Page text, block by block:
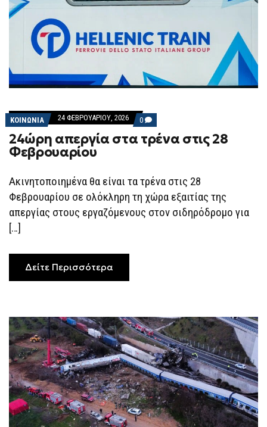
ΚΟΙΝΩΝΙΑ 24 ΦΕΒΡΟΥΑΡΊΟΥ, 2026 0 COMMENTS
ON
24ΏΡΗ
ΑΠΕΡΓΊΑ
28
ΦΕΒΡΟΥΑΡΊΟΥ
24ώρη απεργία στα τρένα στις 28
Φεβρουαρίου
Ακινητοποιημένα θα είναι τα τρένα στις 28
Φεβρουαρίου σε ολόκληρη τη χώρα εξαιτίας της
απεργίας στους εργαζόμενους στον σιδηρόδρομο για
[…]
Δείτε Περισσότερα